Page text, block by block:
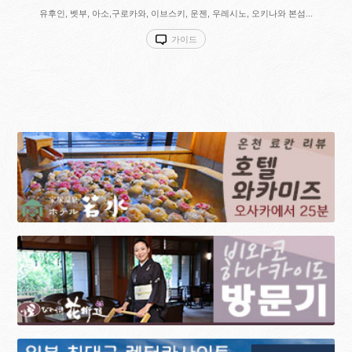
유후인, 벳부, 아소,구로카와, 이브스키, 운젠, 우레시노, 오키나와 본섬...
가이드